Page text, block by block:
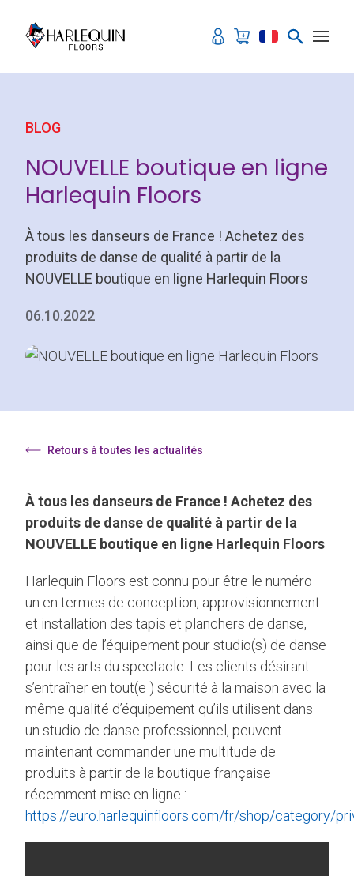
BLOG
NOUVELLE boutique en ligne
Harlequin Floors
À tous les danseurs de France ! Achetez des
produits de danse de qualité à partir de la
NOUVELLE boutique en ligne Harlequin Floors
06.10.2022
Retours à toutes les actualités
À tous les danseurs de France ! Achetez des
produits de danse de qualité à partir de la
NOUVELLE boutique en ligne Harlequin Floors
Harlequin Floors est connu pour être le numéro
un en termes de conception, approvisionnement
et installation des tapis et planchers de danse,
ainsi que de l’équipement pour studio(s) de danse
pour les arts du spectacle. Les clients désirant
s’entraîner en tout(e ) sécurité à la maison avec la
même qualité d’équipement qu’ils utilisent dans
un studio de danse professionnel, peuvent
maintenant commander une multitude de
produits à partir de la boutique française
récemment mise en ligne :
https://euro.harlequinfloors.com/fr/shop/category/